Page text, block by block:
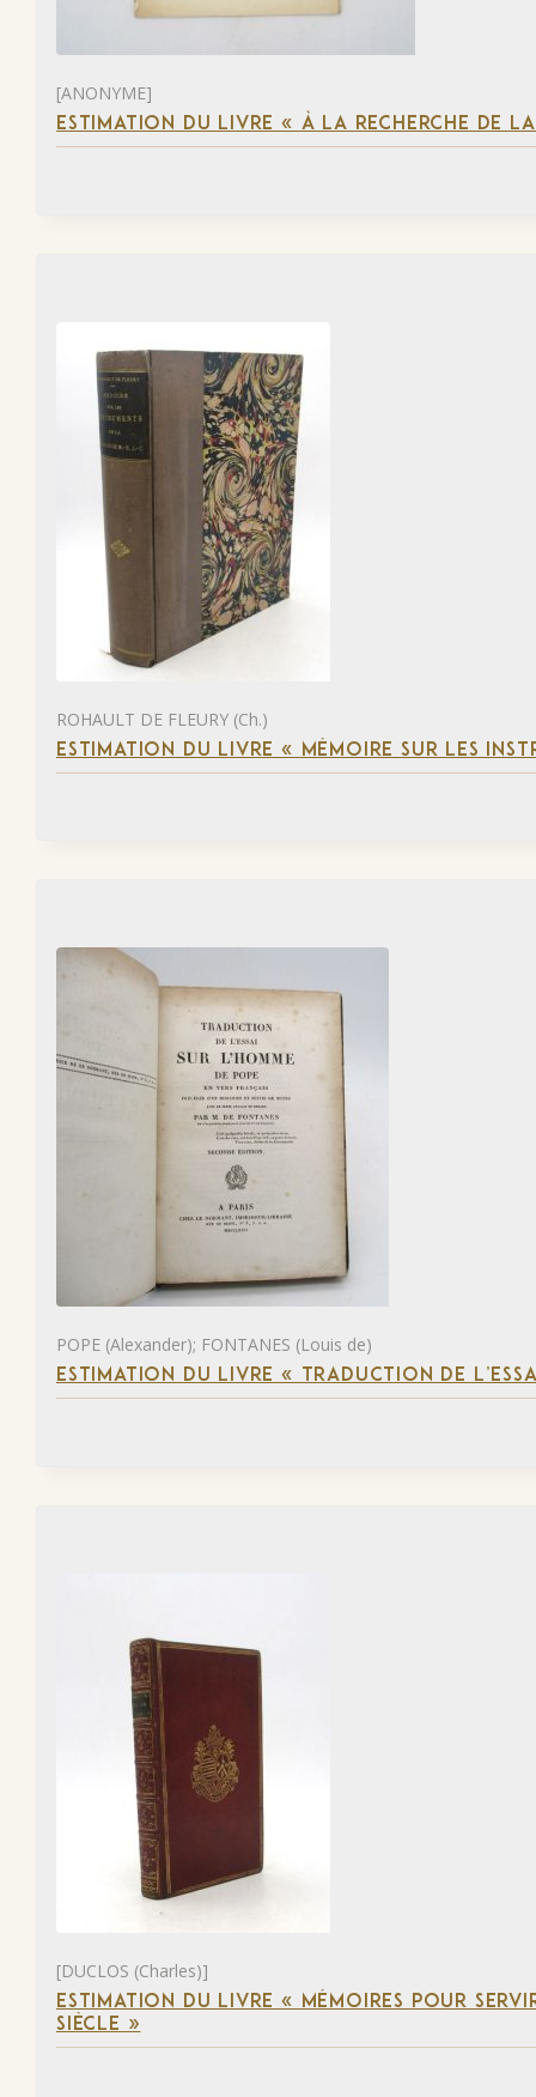
[ANONYME]
ESTIMATION DU LIVRE « À LA RECHERCHE DE
ROHAULT DE FLEURY (Ch.)
ESTIMATION DU LIVRE « MÉMOIRE SUR LES
POPE (Alexander); FONTANES (Louis de)
ESTIMATION DU LIVRE « TRADUCTION DE
[DUCLOS (Charles)]
ESTIMATION DU LIVRE « MÉMOIRES POUR
SIÈCLE »